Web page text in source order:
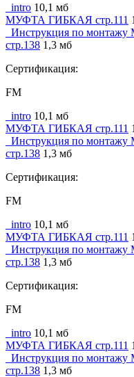
_intro 10,1 мб
МУФТА ГИБКАЯ стр.111
_Инструкция по
стр.138 1,3 мб
Сертификация:
FM
_intro 10,1 мб
МУФТА ГИБКАЯ стр.111
_Инструкция по
стр.138 1,3 мб
Сертификация:
FM
_intro 10,1 мб
МУФТА ГИБКАЯ стр.111
_Инструкция по
стр.138 1,3 мб
Сертификация:
FM
_intro 10,1 мб
МУФТА ГИБКАЯ стр.111
_Инструкция по
стр.138 1,3 мб